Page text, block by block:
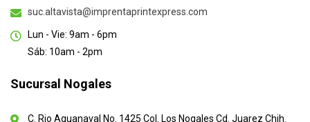
suc.altavista@imprentaprintexpress.com
Lun - Vie: 9am - 6pm
Sáb: 10am - 2pm
Sucursal Nogales
C. Rio Aguanaval No. 1425 Col. Los Nogales Cd. Juarez Chih.